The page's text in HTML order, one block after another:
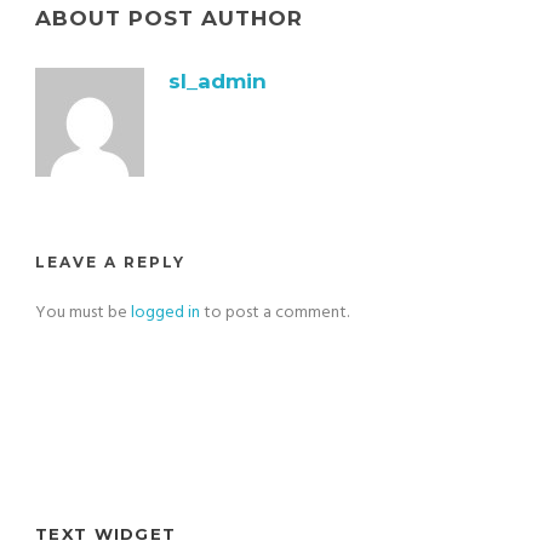
ABOUT POST AUTHOR
sl_admin
LEAVE A REPLY
You must belogged into post a comment.
TEXT WIDGET